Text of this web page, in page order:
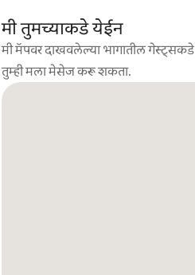
मी तुमच्याकडे येईन
मी मॅपवर दाखवलेल्या भागातील
तुम्ही मला मेसेज करू शकता.